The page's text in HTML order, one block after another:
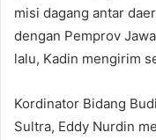
misi dagang antar
dengan Pemprov
lalu, Kadin mengirim
Kordinator Bidang
Sultra, Eddy Nurdin